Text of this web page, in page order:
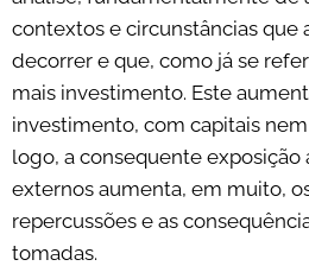
contextos e circunstâncias que
decorrer e que, como já se
mais investimento. Este
investimento, com capitais
logo, a consequente
externos aumenta, em muito,
repercussões e as
tomadas.